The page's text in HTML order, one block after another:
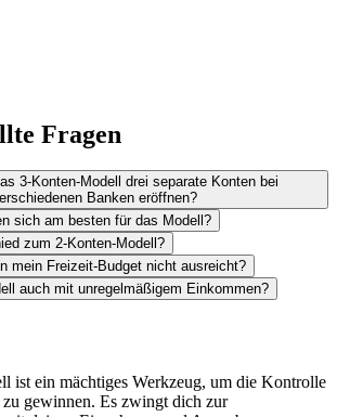
Fragen
3-Konten-Modell drei separate Konten bei
Banken eröffnen?
sich am besten für das Modell?
zum 2-Konten-Modell?
mein Freizeit-Budget nicht ausreicht?
auch mit unregelmäßigem Einkommen?
ist ein mächtiges Werkzeug, um die Kontrolle
zu gewinnen. Es zwingt dich zur